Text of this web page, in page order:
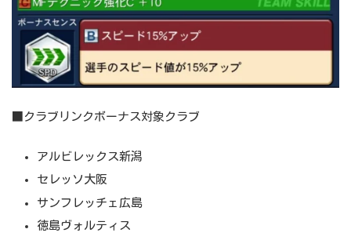
■クラブリンクボーナス対象クラブ
アルビレックス新潟
セレッソ大阪
サンフレッチェ広島
徳島ヴォルティス